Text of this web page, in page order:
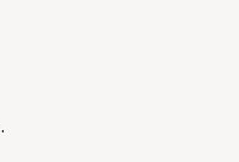
.